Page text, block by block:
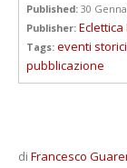
Published: 30
Publisher: Eclettica
Tags: eventi storici
pubblicazione
di Francesco